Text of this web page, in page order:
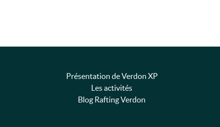
Présentation de Verdon XP
Les activités
Blog Rafting Verdon